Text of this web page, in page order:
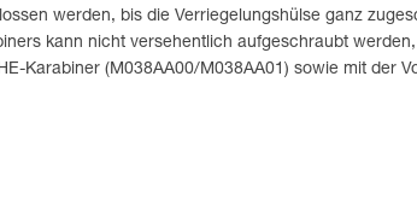
werden, bis die Verriegelungshülse ganz
kann nicht versehentlich aufgeschraubt
Karabiner (M038AA00/M038AA01) sowie mit der